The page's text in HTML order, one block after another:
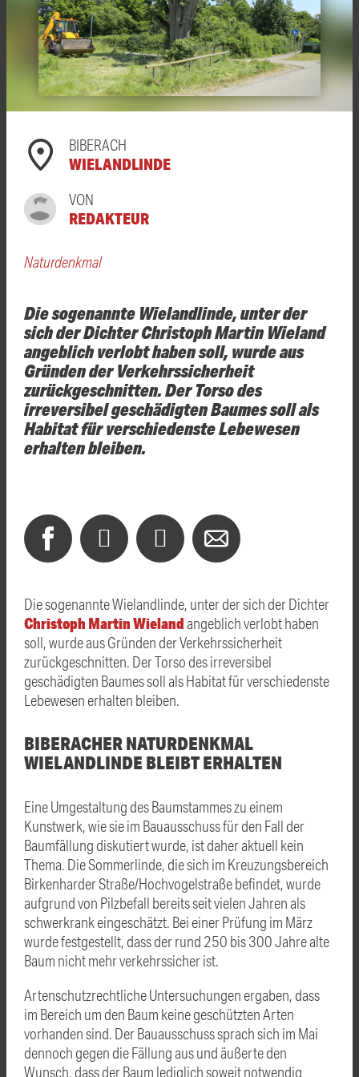
BIBERACH
WIELANDLINDE
VON
REDAKTEUR
Naturdenkmal
Die sogenannte Wielandlinde, unter der
sich der Dichter Christoph Martin Wieland
angeblich verlobt haben soll, wurde aus
Gründen der Verkehrssicherheit
zurückgeschnitten. Der Torso des
irreversibel geschädigten Baumes soll als
Habitat für verschiedenste Lebewesen
erhalten bleiben.
Die sogenannte Wielandlinde, unter der sich der Dichter
Christoph Martin Wielandangeblich verlobt haben
soll, wurde aus Gründen der Verkehrssicherheit
zurückgeschnitten. Der Torso des irreversibel
geschädigten Baumes soll als Habitat für verschiedenste
Lebewesen erhalten bleiben.
BIBERACHER NATURDENKMAL
WIELANDLINDE BLEIBT ERHALTEN
Eine Umgestaltung des Baumstammes zu einem
Kunstwerk, wie sie im Bauausschuss für den Fall der
Baumfällung diskutiert wurde, ist daher aktuell kein
Thema. Die Sommerlinde, die sich im Kreuzungsbereich
Birkenharder Straße/Hochvogelstraße befindet, wurde
aufgrund von Pilzbefall bereits seit vielen Jahren als
schwerkrank eingeschätzt. Bei einer Prüfung im März
wurde festgestellt, dass der rund 250 bis 300 Jahre alte
Baum nicht mehr verkehrssicher ist.
Artenschutzrechtliche Untersuchungen ergaben, dass
im Bereich um den Baum keine geschützten Arten
vorhanden sind. Der Bauausschuss sprach sich im Mai
dennoch gegen die Fällung aus und äußerte den
Wunsch, dass der Baum lediglich soweit notwendig